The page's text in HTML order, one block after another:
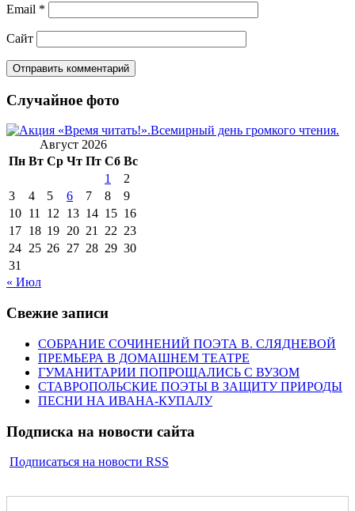
Email *
Сайт
Случайное фото
Август 2026
Пн Вт Ср Чт Пт Сб Вс
1
2
3
4 5 6 7 8
9
10 11 12 13 14 15 16
17 18 19 20 21 22 23
24 25 26 27 28 29 30
31
« Июл
Свежие записи
СОБРАНИЕ СОЧИНЕНИЙ ПОЭТА В. СЛЯДНЕВОЙ
ПРЕМЬЕРА В ДОМАШНЕМ ТЕАТРЕ
ГУМАНИТАРИИ ПОПРОЩАЛИСЬ С ВУЗОМ
СТАВРОПОЛЬСКИЕ ПОЭТЫ В ЗАЩИТУ ПРИРОДЫ
ПЕСНИ НА ИВАНА-КУПАЛУ
Подписка на новости сайта
Подписаться на новости RSS